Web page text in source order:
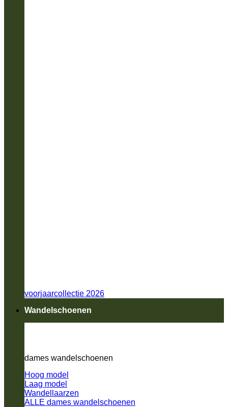
voorjaarcollectie 2026
Wandelschoenen
dames wandelschoenen
Hoog model
Laag model
Wandellaarzen
ALLE dames wandelschoenen